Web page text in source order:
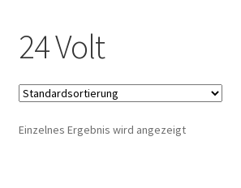
Vorsicht Internetbetrug
Über FunShop
Impressum
24 Volt
Einzelnes Ergebnis wird angezeigt